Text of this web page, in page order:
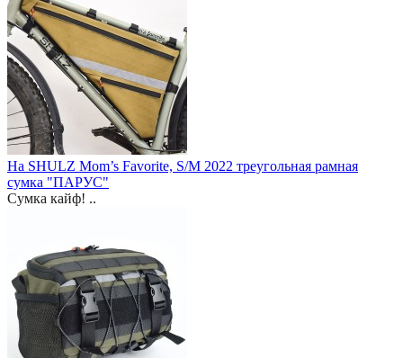
На SHULZ Mom’s Favorite, S/M 2022 треугольная рамная
сумка "ПАРУС"
Сумка кайф! ..